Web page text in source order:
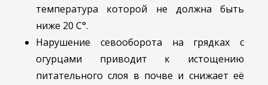
температура которой не должна быть
ниже 20 С°.
Нарушение севооборота на грядках с
огурцами приводит к истощению
питательного слоя в почве и снижает её